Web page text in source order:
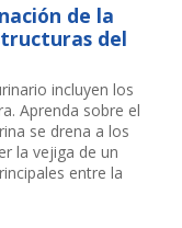
de la
del
incluyen los
Aprenda sobre el
se drena a los
la vejiga de un
entre la